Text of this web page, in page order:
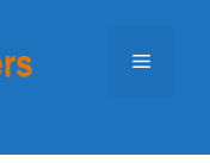
Menú